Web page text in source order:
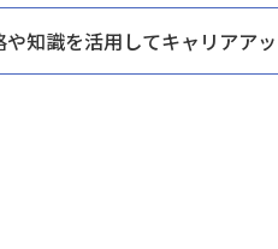
や知識を活用してキャリアアッ